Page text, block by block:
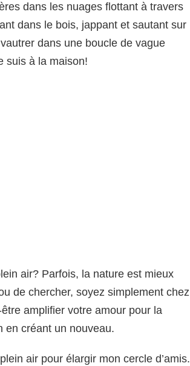
dans les nuages ​​flottant à travers
dans le bois, jappant et sautant sur
dans une boucle de vague
suis à la maison!
air? Parfois, la nature est mieux
de chercher, soyez simplement chez
amplifier votre amour pour la
en créant un nouveau.
air pour élargir mon cercle d’amis.